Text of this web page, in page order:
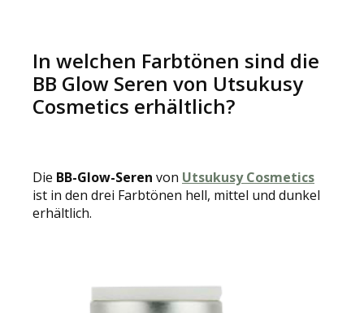
In welchen Farbtönen sind die
BB Glow Seren von Utsukusy
Cosmetics erhältlich?
Die BB-Glow-Seren von Utsukusy Cosmetics
ist in den drei Farbtönen hell, mittel und dunkel
erhältlich.